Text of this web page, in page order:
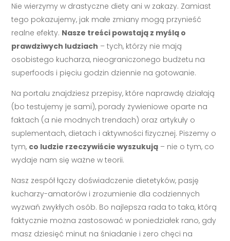
Nie wierzymy w drastyczne diety ani w zakazy. Zamiast
tego pokazujemy, jak małe zmiany mogą przynieść
realne efekty. Nasze treści powstają z myślą o
prawdziwych ludziach – tych, którzy nie mają
osobistego kucharza, nieograniczonego budżetu na
superfoods i pięciu godzin dziennie na gotowanie.
Na portalu znajdziesz przepisy, które naprawdę działają
(bo testujemy je sami), porady żywieniowe oparte na
faktach (a nie modnych trendach) oraz artykuły o
suplementach, dietach i aktywności fizycznej. Piszemy o
tym, co ludzie rzeczywiście wyszukują – nie o tym, co
wydaje nam się ważne w teorii.
Nasz zespół łączy doświadczenie dietetyków, pasję
kucharzy-amatorów i zrozumienie dla codziennych
wyzwań zwykłych osób. Bo najlepsza rada to taka, którą
faktycznie można zastosować w poniedziałek rano, gdy
masz dziesięć minut na śniadanie i zero chęci na